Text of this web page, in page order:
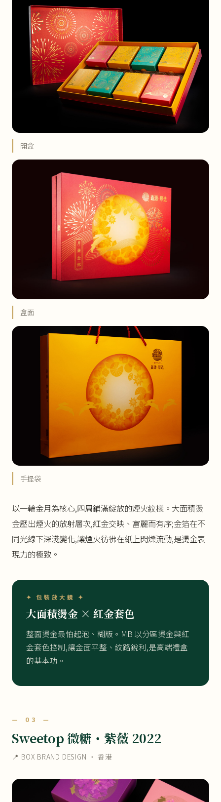
開盒
盒面
手提袋
以一輪金月為核心,四周鋪滿綻放的煙火紋樣。大面積燙
金壓出煙火的放射層次,紅金交映、富麗而有序;金箔在不
同光線下深淺變化,讓煙火彷彿在紙上閃爍流動,是燙金表
現力的極致。
✦ 包裝放大鏡 ✦
大面積燙金 × 紅金套色
整面燙金最怕起泡、糊版。MB 以分區燙金與紅
金套色控制,讓金面平整、紋路銳利,是高端禮盒
的基本功。
— 03 —
Sweetop 微糖・紫薇 2022
📍 BOX BRAND DESIGN ・ 香港